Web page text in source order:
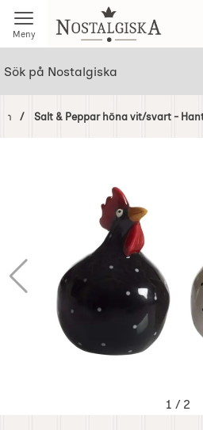
Meny Startsidan för
Salt & Peppar höna vit/svart -
1 / 2